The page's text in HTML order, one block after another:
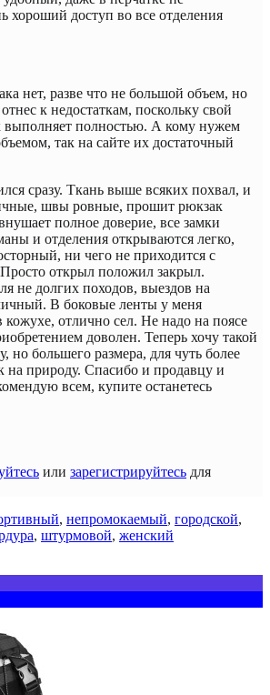
хороший доступ во все отделения
нет, разве что не большой объем, но
к недостаткам, поскольку свой
выполняет полностью. А кому нужем
так на сайте их достаточный
сразу. Ткань выше всяких похвал, и
швы ровные, прошит рюкзак
полное доверие, все замки
и отделения открываются легко,
ни чего не приходится с
открыл положил закрыл.
не долгих походов, выездов на
В боковые ленты у меня
кожухе, отлично сел. Не надо на поясе
доволен. Теперь хочу такой
но большего размера, для чуть более
на природу. Спасибо и продавцу и
всем, купите останетесь
или зарегистрируйтесь для
, непромокаемый, городской,
, штурмовой, женский